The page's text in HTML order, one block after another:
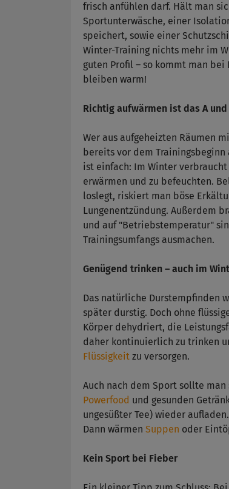
frisch anfühlen darf. Hält man
Sportunterwäsche, einer
speichert, sowie einer
Winter-Training nichts mehr im
guten Profil – so kommt man bei
bleiben warm!
Richtig aufwärmen ist das A und
Wer aus aufgeheizten Räumen
bereits vor dem
ist einfach: Im Winter
erwärmen und zu befeuchten.
loslegt, riskiert man böse
Lungenentzündung. Außerdem
und auf "Betriebstemperatur"
Trainingsumfangs ausmachen.
Genügend trinken – auch im
Das natürliche Durstempfinden
später durstig. Doch ohne
Körper dehydriert, die
daher kontinuierlich zu trinken
Flüssigkeit zu versorgen.
Auch nach dem Sport sollte
Powerfood und gesunden
ungesüßter Tee) wieder
Dann wärmen Suppen oder
Kein Sport bei Fieber